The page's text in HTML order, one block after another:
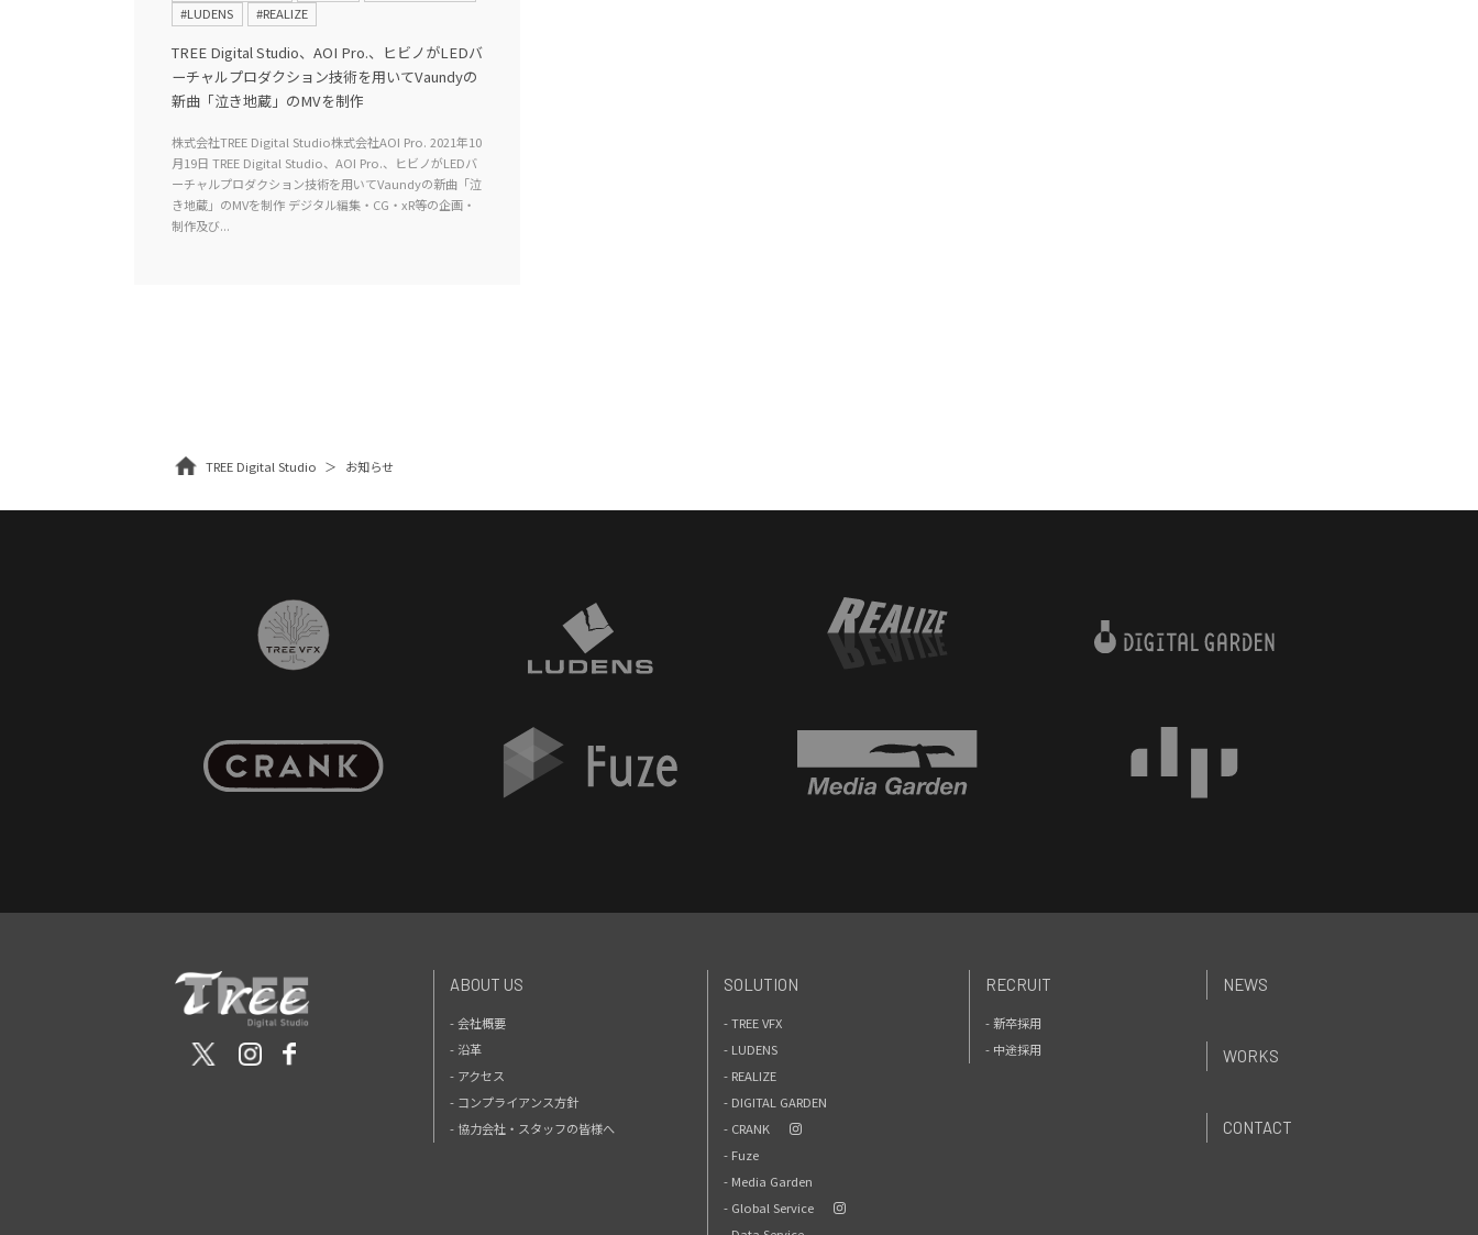
#LUDENS
#REALIZE
TREE Digital Studio、AOI Pro.、ヒビノがLEDバ
ーチャルプロダクション技術を用いてVaundyの
新曲「泣き地蔵」のMVを制作
株式会社TREE Digital Studio株式会社AOI Pro. 2021年10
月19日 TREE Digital Studio、AOI Pro.、ヒビノがLEDバ
ーチャルプロダクション技術を用いてVaundyの新曲「泣
き地蔵」のMVを制作 デジタル編集・CG・xR等の企画・
制作及び...
TREE Digital Studio お知らせ
ABOUT US
- 会社概要
- 沿革
- アクセス
- コンプライアンス方針
- 協力会社・スタッフの皆様へ
SOLUTION
- TREE VFX
- LUDENS
- REALIZE
- DIGITAL GARDEN
- CRANK
- Fuze
- Media Garden
- Global Service
RECRUIT
- 新卒採用
- 中途採用
NEWS
WORKS
CONTACT